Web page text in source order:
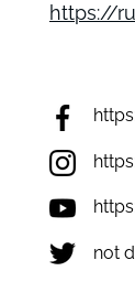
https://
not